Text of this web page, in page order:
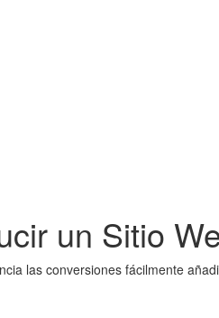
un Sitio
las conversiones fácilmente